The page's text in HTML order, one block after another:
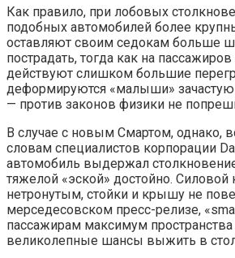
Как правило, при лобовых
подобных автомобилей более
оставляют своим седокам больше
пострадать, тогда как на
действуют слишком большие
деформируются «малыши» зачастую
— против законов физики не
В случае с новым Смартом, однако,
словам специалистов корпорации
автомобиль выдержал
тяжелой «эской» достойно. Силовой
нетронутым, стойки и крышу не
мерседесовском пресс-релизе,
пассажирам максимум
великолепные шансы выжить в